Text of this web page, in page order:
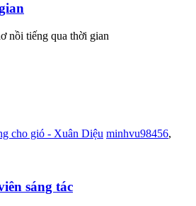
nồi tiếng qua thời gian
cho gió - Xuân Diệu minhvu98456,
sáng tác